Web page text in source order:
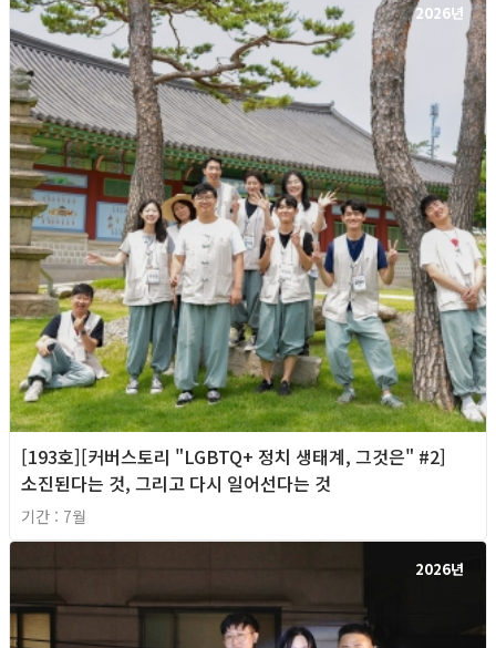
2026년
[193호][커버스토리 "LGBTQ+ 정치 생태계, 그것은" #2]
소진된다는 것, 그리고 다시 일어선다는 것
기간 : 7월
2026년